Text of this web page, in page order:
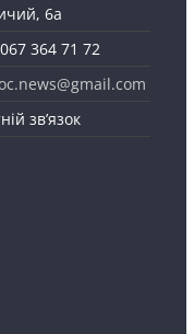
6а
364 71 72
зв’язок